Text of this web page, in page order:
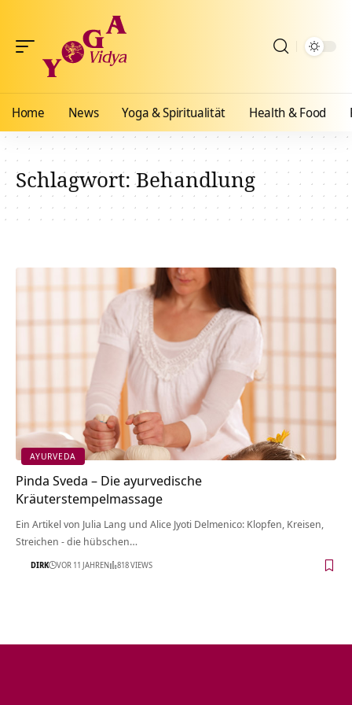
Home News Yoga & Spiritualität Health & Food
Schlagwort:Behandlung
AYURVEDA
Pinda Sveda – Die ayurvedische
Kräuterstempelmassage
Ein Artikel von Julia Lang und Alice Jyoti Delmenico: Klopfen, Kreisen,
Streichen - die hübschen…
DIRK VOR 11 JAHREN 818 VIEWS